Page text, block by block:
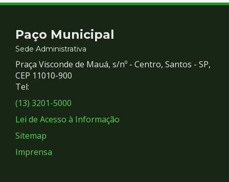
Contato
e
Redes
Sociais
Paço Municipal
Sede Administrativa
Praça Visconde de Mauá, s/nº - Centro, Santos - SP,
CEP 11010-900
Tel:
(13) 3201-5000
Lei de Acesso à Informação
Sitemap
Imprensa